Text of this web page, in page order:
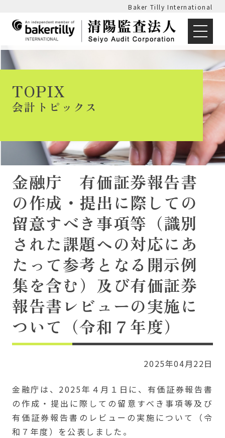
Baker Tilly International
TOPIX
会計トピックス
金融庁 有価証券報告書
の作成・提出に際しての
留意すべき事項等（識別
された課題への対応にあ
たって参考となる開示例
集を含む）及び有価証券
報告書レビューの実施に
ついて（令和７年度）
2025年04月22日
金融庁は、2025年４月１日に、有価証券報告書
の作成・提出に際しての留意すべき事項等及び
有価証券報告書のレビューの実施について（令
和７年度）を公表しました。